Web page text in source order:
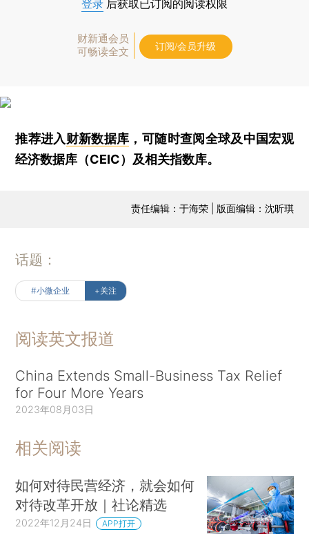
登录 后获取已订阅的阅读权限
财新通会员
可畅读全文
订阅/会员升级
推荐进入财新数据库 ，可随时查阅全球及中国宏观
经济数据库（CEIC）及相关指数库。
责任编辑：于海荣 | 版面编辑：沈昕琪
话题：
#小微企业 +关注
阅读英文报道
China Extends Small-Business Tax Relief
for Four More Years
2023年08月03日
相关阅读
如何对待民营经济，就会如何
对待改革开放｜社论精选
2022年12月24日 APP打开